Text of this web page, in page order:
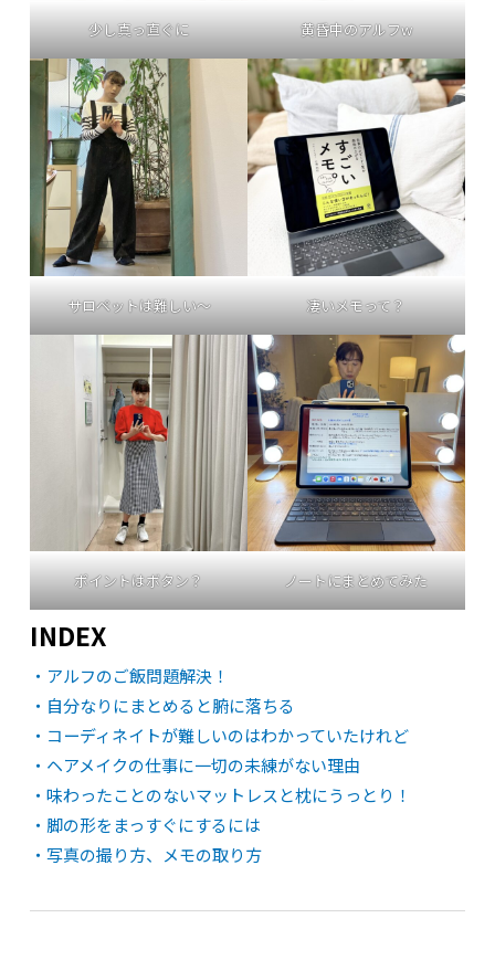
少し真っ直ぐに 黄昏中のアルフw
サロペットは難しい〜 凄いメモって？
ポイントはボタン？ ノートにまとめてみた
INDEX
・アルフのご飯問題解決！
・自分なりにまとめると腑に落ちる
・コーディネイトが難しいのはわかっていたけれど
・ヘアメイクの仕事に一切の未練がない理由
・味わったことのないマットレスと枕にうっとり！
・脚の形をまっすぐにするには
・写真の撮り方、メモの取り方